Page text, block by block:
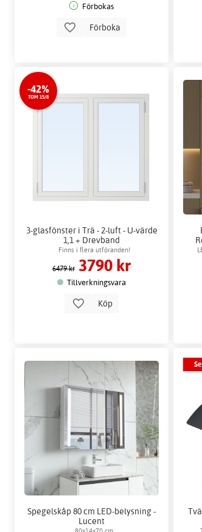
Förbokas
Förboka
-42%
TOM 15/8
3-glasfönster i Trä - 2-luft - U-värde
1,1 + Drevband
Finns i flera utföranden!
6479 kr 3790 kr
Tillverkningsvara
Köp
Spegelskåp 80 cm LED-belysning -
Lucent